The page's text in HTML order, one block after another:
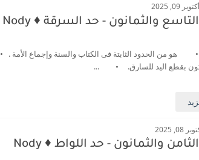
2025
الدرس التاسع والثمانون - حد السرقة ♦️ Nody
هو من الحدود الثابتة فى الكتاب والسنة وإجماع الأمة . •
بقطع اليد للسارق. • ...
2025
الدرس الثامن والثمانون - حد اللواط ♦️ Nody